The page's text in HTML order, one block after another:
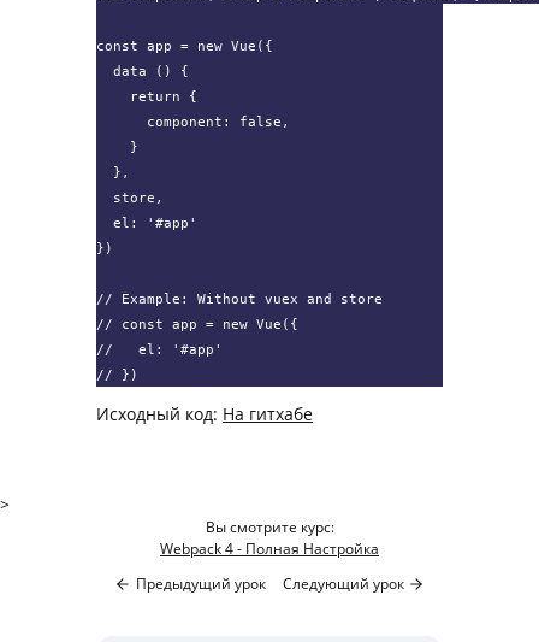
const app = new Vue({
  data () {
    return {
      component: false,
    }
  },
  store,
  el: '#app'
})
// Example: Without vuex and store
// const app = new Vue({
//   el: '#app'
// })
Исходный код: На гитхабе
>
Вы смотрите курс:
Webpack 4 - Полная Настройка
Предыдущий урок
Следующий урок